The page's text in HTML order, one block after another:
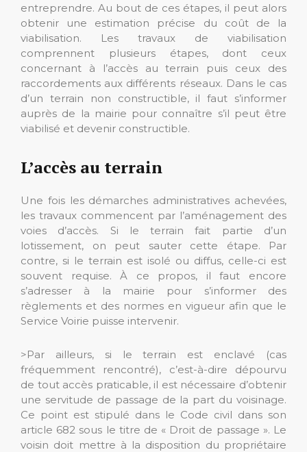
entreprendre. Au bout de ces étapes, il peut alors
obtenir une estimation précise du coût de la
viabilisation. Les travaux de viabilisation
comprennent plusieurs étapes, dont ceux
concernant à l’accès au terrain puis ceux des
raccordements aux différents réseaux. Dans le cas
d’un terrain non constructible, il faut s’informer
auprès de la mairie pour connaître s’il peut être
viabilisé et devenir constructible.
L’accès au terrain
Une fois les démarches administratives achevées,
les travaux commencent par l’aménagement des
voies d’accès. Si le terrain fait partie d’un
lotissement, on peut sauter cette étape. Par
contre, si le terrain est isolé ou diffus, celle-ci est
souvent requise. À ce propos, il faut encore
s’adresser à la mairie pour s’informer des
règlements et des normes en vigueur afin que le
Service Voirie puisse intervenir.
>Par ailleurs, si le terrain est enclavé (cas
fréquemment rencontré), c’est-à-dire dépourvu
de tout accès praticable, il est nécessaire d’obtenir
une servitude de passage de la part du voisinage.
Ce point est stipulé dans le Code civil dans son
article 682 sous le titre de « Droit de passage ». Le
voisin doit mettre à la disposition du propriétaire